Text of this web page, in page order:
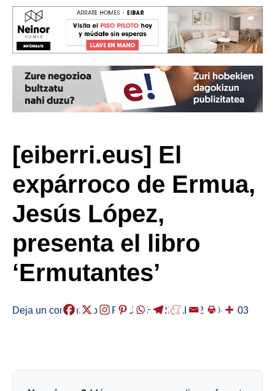
[eiberri.eus] El
expárroco de Ermua,
Jesús López,
presenta el libro
‘Ermutantes’
Deja un comentario /ERMUA, HERRIAK/2019-01-03